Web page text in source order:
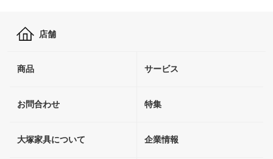
店舗
商品 サービス
お問合わせ 特集
大塚家具について 企業情報